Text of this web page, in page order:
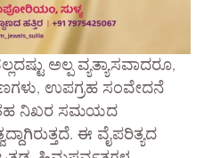
ಅಲ್ಪ ವ್ಯತ್ಯಾಸವಾದರೂ,
ಉಪಗ್ರಹ ಸಂವೇದನೆ
ನಿಖರ ಸಮಯದ
ಈ ವೈಪರಿತ್ಯದ